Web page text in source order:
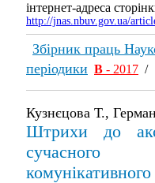
інтернет-адреса
http://jnas.nbuv.gov.ua/
Збірник праць
періодики В - 2017 /
Кузнєцова Т.,
Штрихи до